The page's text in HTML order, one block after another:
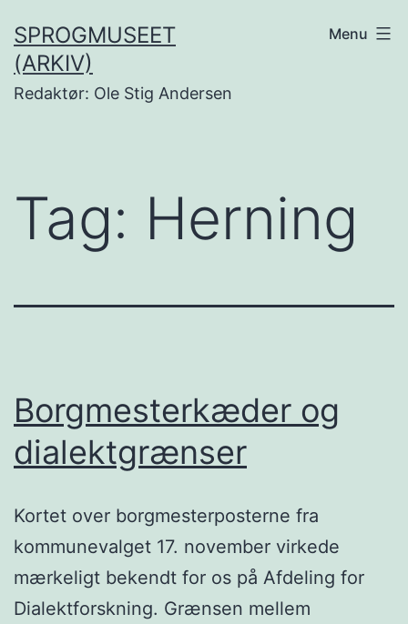
til
indhold
SPROGMUSEET
(ARKIV)
Redaktør: Ole Stig Andersen
Menu
Tag: Herning
Borgmesterkæder og
dialektgrænser
Kortet over borgmesterposterne fra
kommunevalget 17. november virkede
mærkeligt bekendt for os på Afdeling for
Dialektforskning. Grænsen mellem